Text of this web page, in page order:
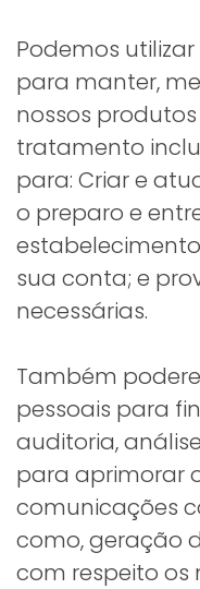
Podemos
para manter,
nossos produtos
tratamento
para: Criar e
o preparo e
sua conta; e
necessárias.
Também
pessoais para
auditoria,
para aprimorar
comunicações
como, geração
com respeito os